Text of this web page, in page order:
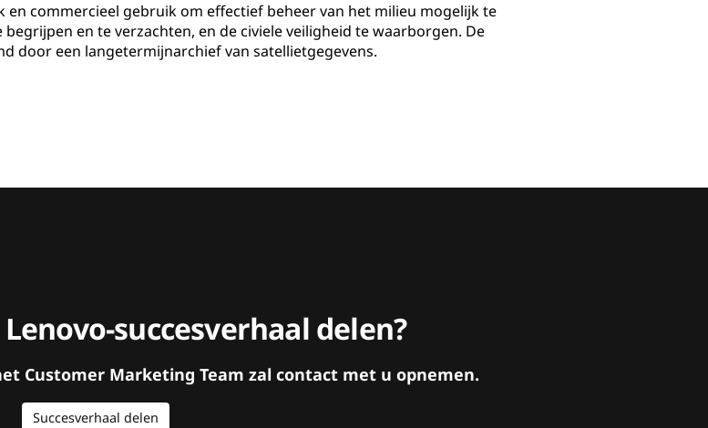
en commercieel gebruik om effectief beheer van het milieu mogelijk te
en te verzachten, en de civiele veiligheid te waarborgen. De
door een langetermijnarchief van satellietgegevens.
succesverhaal delen?
Customer Marketing Team zal contact met u opnemen.
Succesverhaal delen